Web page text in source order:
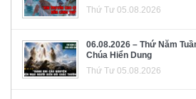
Thứ Tư 05.08.2026
06.08.2026 – Thứ Năm
Chúa Hiển Dung
Thứ Tư 05.08.2026